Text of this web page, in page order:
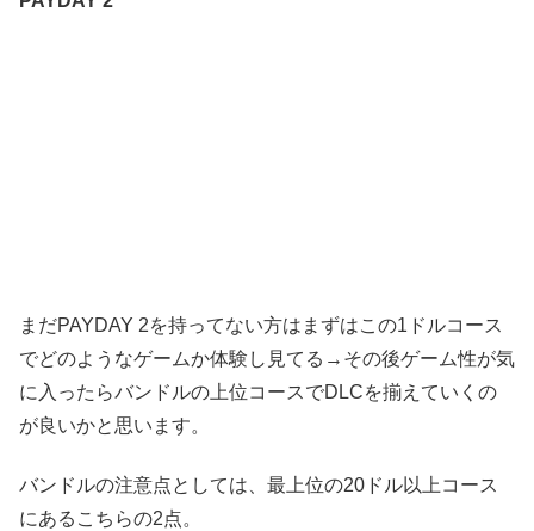
まだPAYDAY 2を持ってない方はまずはこの1ドルコース
でどのようなゲームか体験し見てる→その後ゲーム性が気
に入ったらバンドルの上位コースでDLCを揃えていくの
が良いかと思います。
バンドルの注意点としては、最上位の20ドル以上コース
にあるこちらの2点。